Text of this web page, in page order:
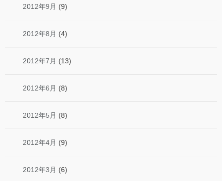
2012年9月 (9)
2012年8月 (4)
2012年7月 (13)
2012年6月 (8)
2012年5月 (8)
2012年4月 (9)
2012年3月 (6)